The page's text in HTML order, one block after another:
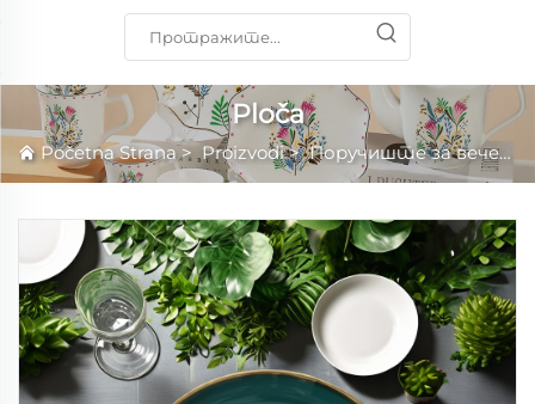
Ploča
Početna Strana>Proizvodi>Поручиште за вечеру